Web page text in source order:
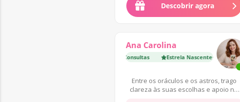
Descobrir agora
Ana Carolina
1 600 Consultas Estrela Nascente·1 600
Entre os oráculos e os astros, trago
clareza às suas escolhas e apoio no
Estrela